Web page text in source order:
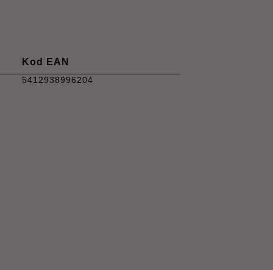
Kod EAN
5412938996204